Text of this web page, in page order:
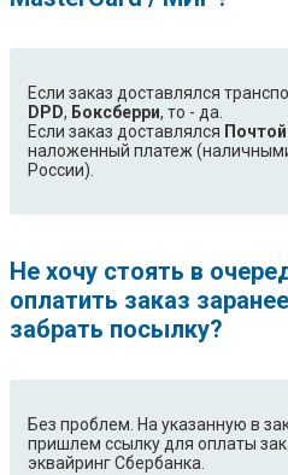
Если заказ доставлялся
DPD, Боксберри, то - да.
Если заказ доставлялся
наложенный платеж
России).
Не хочу стоять в
оплатить заказ
забрать посылку?
Без проблем. На указанную в
пришлем ссылку для оплаты
эквайринг Сбербанка.